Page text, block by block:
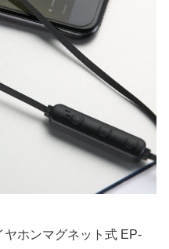
ヤホンマグネット式 EP-